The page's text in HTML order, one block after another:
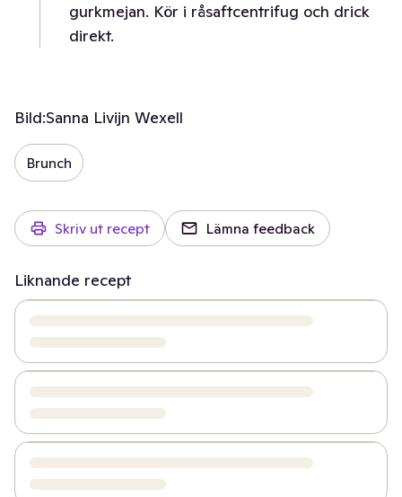
gurkmejan. Kör i råsaftcentrifug och drick
direkt.
Bild:Sanna Livijn Wexell
Brunch
Skriv ut recept Lämna feedback
Liknande recept